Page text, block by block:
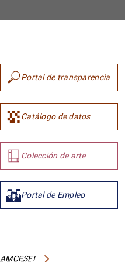
Portal de transparencia
Catálogo de datos
Colección de arte
Portal de Empleo
AMCESFI